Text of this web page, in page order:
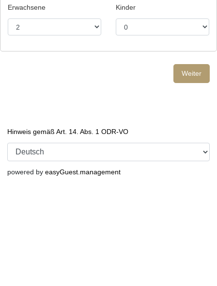
Erwachsene Kinder
Weiter
Hinweis gemäß Art. 14. Abs. 1 ODR-VO
powered by easyGuest.management